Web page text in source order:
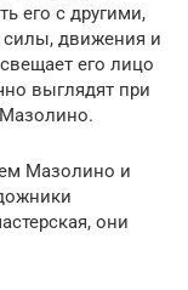
его с другими,
силы, движения и
его лицо
выглядят при
Мазолино и
они